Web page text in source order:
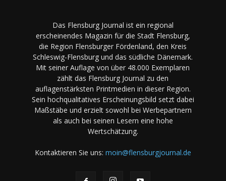
Das Flensburg Journal ist ein regional
erscheinendes Magazin für die Stadt Flensburg,
die Region Flensburger Fördenland, den Kreis
Schleswig-Flensburg und das südliche Dänemark.
Mit seiner Auflage von über 48.000 Exemplaren
zählt das Flensburg Journal zu den
auflagenstärksten Printmedien in dieser Region.
Sein hochqualitatives Erscheinungsbild setzt dabei
Maßstäbe und erzielt sowohl bei Werbepartnern
als auch bei seinen Lesern eine hohe
Wertschätzung.
Kontaktieren Sie uns: moin@flensburgjournal.de